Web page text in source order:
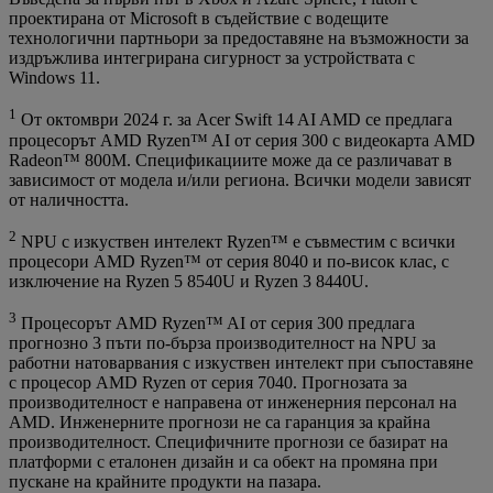
проектирана от Microsoft в съдействие с водещите
технологични партньори за предоставяне на възможности за
издръжлива интегрирана сигурност за устройствата с
Windows 11.
1 От октомври 2024 г. за Acer Swift 14 AI AMD се предлага
процесорът AMD Ryzen™ AI от серия 300 с видеокарта AMD
Radeon™ 800M. Спецификациите може да се различават в
зависимост от модела и/или региона. Всички модели зависят
от наличността.
2 NPU с изкуствен интелект Ryzen™ е съвместим с всички
процесори AMD Ryzen™ от серия 8040 и по-висок клас, с
изключение на Ryzen 5 8540U и Ryzen 3 8440U.
3 Процесорът AMD Ryzen™ AI от серия 300 предлага
прогнозно 3 пъти по-бърза производителност на NPU за
работни натоварвания с изкуствен интелект при съпоставяне
с процесор AMD Ryzen от серия 7040. Прогнозата за
производителност е направена от инженерния персонал на
AMD. Инженерните прогнози не са гаранция за крайна
производителност. Специфичните прогнози се базират на
платформи с еталонен дизайн и са обект на промяна при
пускане на крайните продукти на пазара.